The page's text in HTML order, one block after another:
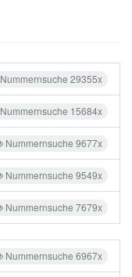
Nummernsuche 29355x
Nummernsuche 15684x
Nummernsuche 9677x
Nummernsuche 9549x
Nummernsuche 7679x
Nummernsuche 6967x